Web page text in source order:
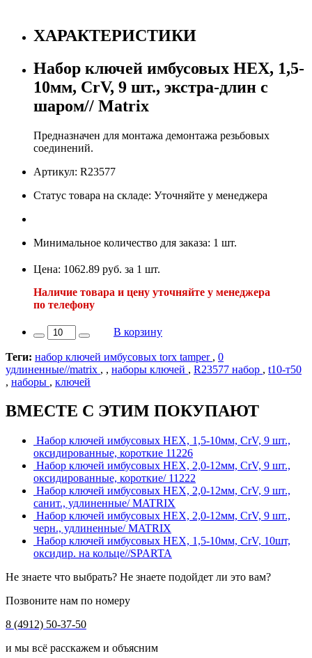
ХАРАКТЕРИСТИКИ
Набор ключей имбусовых HEX, 1,5-
10мм, СrV, 9 шт., экстра-длин с
шаром// Matrix
Предназначен для монтажа демонтажа резьбовых
соединений.
Артикул: R23577
Статус товара на складе: Уточняйте у менеджера
Минимальное количество для заказа: 1 шт.
Цена: 1062.89 руб. за 1 шт.
Наличие товара и цену уточняйте у менеджера
по телефону
В корзину
Теги: набор ключей имбусовых torx tamper , 0
удлиненные//matrix , , наборы ключей , R23577 набор , t10-т50
, наборы , ключей
ВМЕСТЕ С ЭТИМ ПОКУПАЮТ
Набор ключей имбусовых HEX, 1,5-10мм, СrV, 9 шт.,
оксидированные, короткие 11226
Набор ключей имбусовых HEX, 2,0-12мм, СrV, 9 шт.,
оксидированные, короткие/ 11222
Набор ключей имбусовых HEX, 2,0-12мм, СrV, 9 шт.,
санит., удлиненные/ MATRIX
Набор ключей имбусовых HEX, 2,0-12мм, СrV, 9 шт.,
черн., удлиненные/ MATRIX
Набор ключей имбусовых НЕХ, 1,5-10мм, СrV, 10шт,
оксидир. на кольце//SPARTA
Не знаете что выбрать? Не знаете подойдет ли это вам?
Позвоните нам по номеру
8 (4912) 50-37-50
и мы всё расскажем и объясним